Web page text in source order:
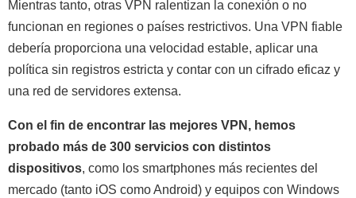
Mientras tanto, otras VPN ralentizan la conexión o no
funcionan en regiones o países restrictivos. Una VPN fiable
debería proporciona una velocidad estable, aplicar una
política sin registros estricta y contar con un cifrado eficaz y
una red de servidores extensa.
Con el fin de encontrar las mejores VPN, hemos
probado más de 300 servicios con distintos
dispositivos, como los smartphones más recientes del
mercado (tanto iOS como Android) y equipos con Windows